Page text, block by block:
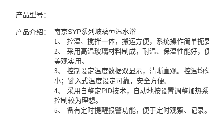
产品型号：
产品介绍：
南京SYP系列玻璃恒温水浴
1、 控温、搅拌一体，搬运方便，系统操作简单扼要。
2、 采用高温玻璃材料制成，耐温、保温性能好，便于
美观实用。
3、 控制设定温度数据双显示，清晰直观。控温均匀，
小；键入式温度设定可靠，安全方便。
4、 采用自整定PID技术，自动地按设置调整加热系统
控制较为理想。
5、 备有定时提醒报警功能，便于定时观察、记录。